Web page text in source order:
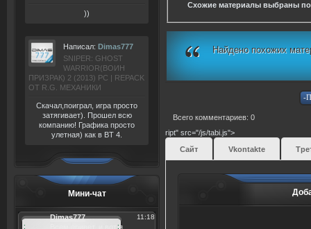
))
Написал: Dimas777
SNIPER: GHOST
WARRIOR(ВОИН
ПРИЗРАК) 2 (2013) РС | REPACK
ОТ R.G. МЕХАНИКИ
Скачал,поиграл, игра просто
затягивает). Прошел всю
компанию! Графика просто
улетная) как в BT 4.
Мини-чат
Схожие материалы выбраны по
Найдено похожих
Всего комментариев: 0
ript" src="/js/tabi.js">
Сайт
Vkontakte